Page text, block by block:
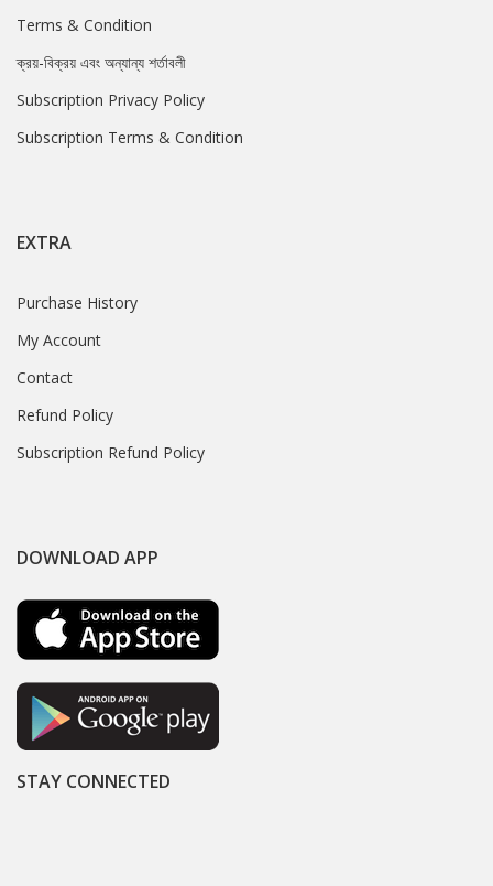
Terms & Condition
ক্রয়-বিক্রয় এবং অন্যান্য শর্তাবলী
Subscription Privacy Policy
Subscription Terms & Condition
EXTRA
Purchase History
My Account
Contact
Refund Policy
Subscription Refund Policy
DOWNLOAD APP
STAY CONNECTED